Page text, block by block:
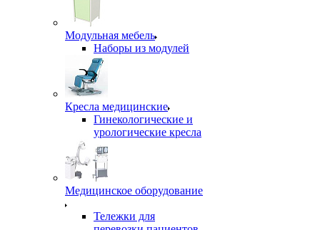
Модульная мебель
Наборы из модулей
Кресла медицинские
Гинекологические и
урологические кресла
Медицинское оборудование
Тележки для